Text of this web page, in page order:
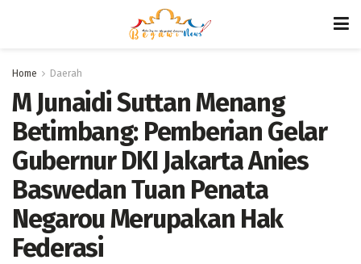
Home Daerah
M Junaidi Suttan Menang
Betimbang: Pemberian Gelar
Gubernur DKI Jakarta Anies
Baswedan Tuan Penata
Negarou Merupakan Hak
Federasi